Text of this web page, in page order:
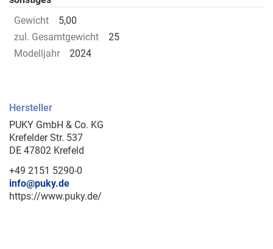
Gewicht
5,00
zul. Gesamtgewicht
25
Modelljahr
2024
Hersteller
PUKY GmbH & Co. KG
Krefelder Str. 537
DE 47802 Krefeld
+49 2151 5290-0
info@puky.de
https://www.puky.de/